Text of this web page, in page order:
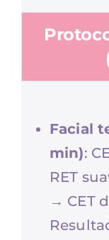
Facial
min):
RET
→ CET